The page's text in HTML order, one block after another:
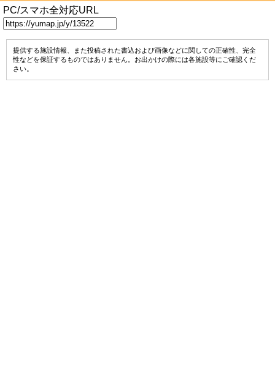
PC/スマホ全対応URL
提供する施設情報、また投稿された書込および画像などに関しての正確性、完全
性などを保証するものではありません。お出かけの際には各施設等にご確認くだ
さい。